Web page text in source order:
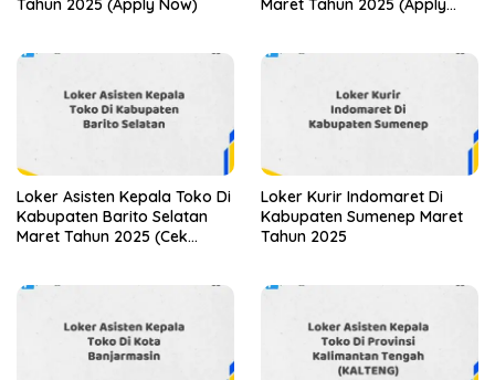
Tahun 2025 (Apply Now)
Maret Tahun 2025 (Apply
Loker Asisten Kepala Toko Di
Kabupaten Barito Selatan
Maret Tahun 2025 (Cek
Loker Kurir Indomaret Di
Kabupaten Sumenep Maret
Tahun 2025